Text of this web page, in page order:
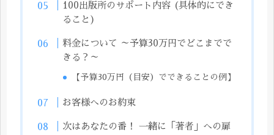
100出版所のサポート内容 (具体的にでき
ること)
料金について ～予算30万円でどこまでで
きる？～
【予算30万円（目安）でできることの例】
お客様へのお約束
次はあなたの番！ 一緒に「著者」への扉